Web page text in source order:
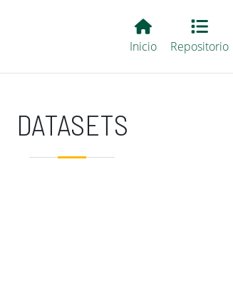
Main EvALL
Inicio Repositorio
DATASETS